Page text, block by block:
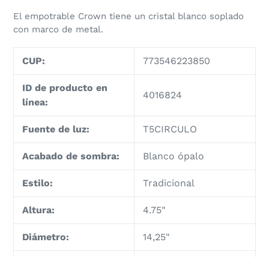
a
compra
El empotrable Crown tiene un cristal blanco soplado
con marco de metal.
CUP: 773546223850
ID de producto en
línea:
4016824
Fuente de luz: T5CIRCULO
Acabado de sombra: Blanco ópalo
Estilo: Tradicional
Altura: 4.75"
Diámetro: 14,25"